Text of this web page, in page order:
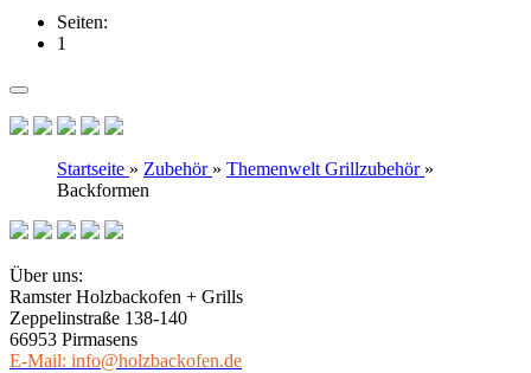
Seiten:
1
Startseite » Zubehör » Themenwelt Grillzubehör »
Backformen
Über uns:
Ramster Holzbackofen + Grills
Zeppelinstraße 138-140
66953 Pirmasens
E-Mail: info@holzbackofen.de